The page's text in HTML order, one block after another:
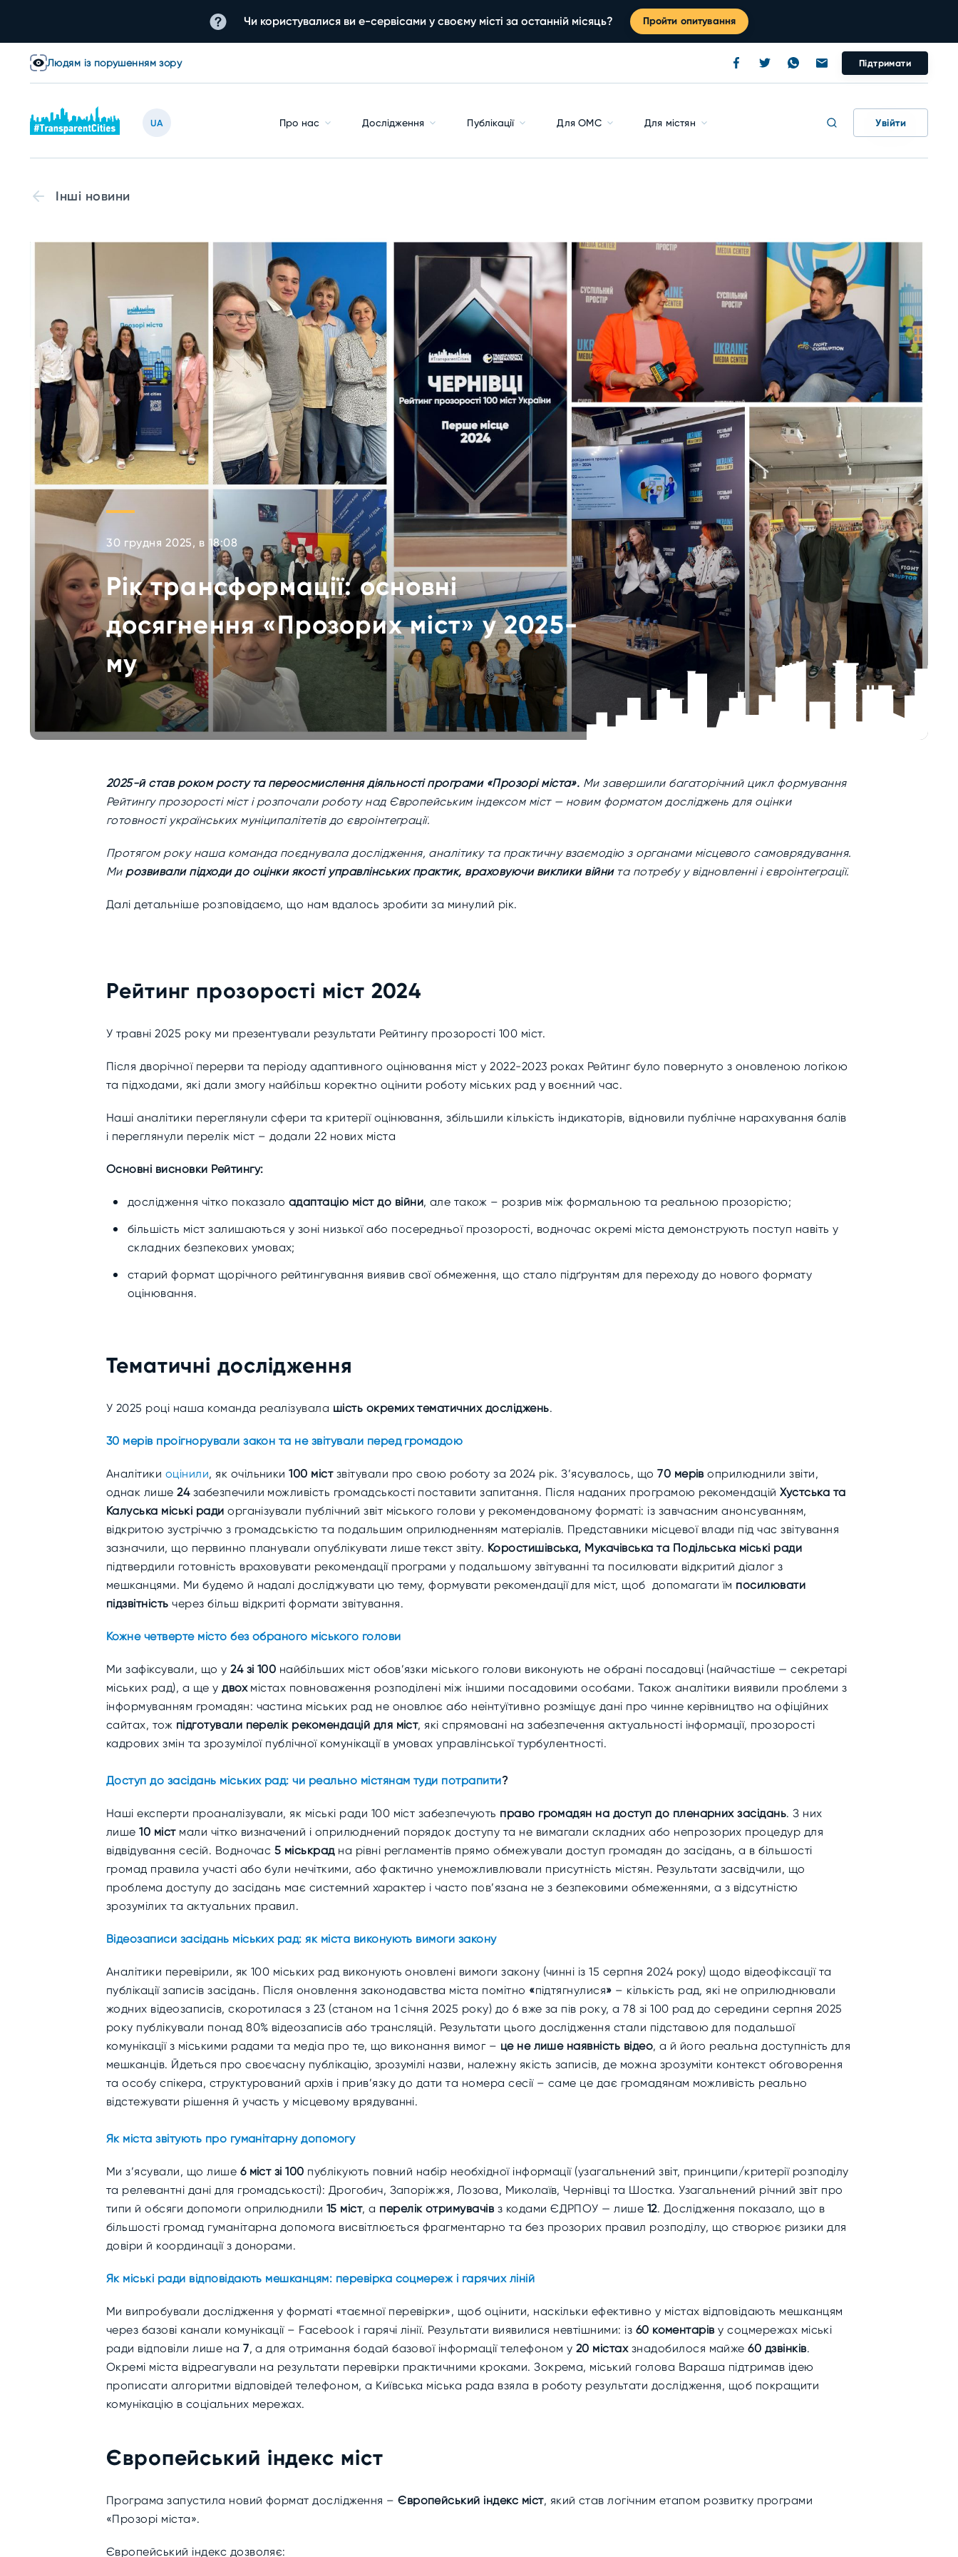
Чи користувалися ви е-сервісами у своєму місті за останній місяць? Пройти опитування
Людям із порушенням зору Підтримати
UA Про нас Дослідження Публікації Для ОМС Для містян Увійти
Інші новини
30 грудня 2025, в 18:08
Рік трансформації: основні
досягнення «Прозорих міст» у 2025-
му
2025-й став роком росту та переосмислення діяльності програми «Прозорі міста». Ми завершили багаторічний цикл формування
Рейтингу прозорості міст і розпочали роботу над Європейським індексом міст — новим форматом досліджень для оцінки
готовності українських муніципалітетів до євроінтеграції.
Протягом року наша команда поєднувала дослідження, аналітику та практичну взаємодію з органами місцевого самоврядування.
Ми розвивали підходи до оцінки якості управлінських практик, враховуючи виклики війнита потребу у відновленні і євроінтеграції.
Далі детальніше розповідаємо, що нам вдалось зробити за минулий рік.
Рейтинг прозорості міст 2024
У травні 2025 року ми презентували результати Рейтингу прозорості 100 міст.
Після дворічної перерви та періоду адаптивного оцінювання міст у 2022-2023 роках Рейтинг було повернуто з оновленою логікою
та підходами, які дали змогу найбільш коректно оцінити роботу міських рад у воєнний час.
Наші аналітики переглянули сфери та критерії оцінювання, збільшили кількість індикаторів, відновили публічне нарахування балів
і переглянули перелік міст – додали 22 нових міста
Основні висновки Рейтингу:
дослідження чітко показало адаптацію міст до війни, але також – розрив між формальною та реальною прозорістю;
більшість міст залишаються у зоні низької або посередньої прозорості, водночас окремі міста демонструють поступ навіть у
складних безпекових умовах;
старий формат щорічного рейтингування виявив свої обмеження, що стало підґрунтям для переходу до нового формату
оцінювання.
Тематичні дослідження
У 2025 році наша команда реалізувала шість окремих тематичних досліджень.
30 мерів проігнорували закон та не звітували перед громадою
Аналітики оцінили, як очільники100 містзвітували про свою роботу за 2024 рік. З’ясувалось, що70 мерівоприлюднили звіти,
однак лише24забезпечили можливість громадськості поставити запитання. Після наданих програмою рекомендаційХустська та
Калуська міські ради організували публічний звіт міського голови у рекомендованому форматі: із завчасним анонсуванням,
відкритою зустріччю з громадськістю та подальшим оприлюдненням матеріалів. Представники місцевої влади під час звітування
зазначили, що первинно планували опублікувати лише текст звіту. Коростишівська, Мукачівська та Подільська міські ради
підтвердили готовність враховувати рекомендації програми у подальшому звітуванні та посилювати відкритий діалог з
мешканцями. Ми будемо й надалі досліджувати цю тему, формувати рекомендації для міст, щоб допомагати їм посилювати
підзвітність через більш відкриті формати звітування.
Кожне четверте місто без обраного міського голови
Ми зафіксували, що у24 зі 100 найбільших міст обов’язки міського голови виконують не обрані посадовці (найчастіше — секретарі
міських рад), а ще удвохмістах повноваження розподілені між іншими посадовими особами. Також аналітики виявили проблеми з
інформуванням громадян: частина міських рад не оновлює або неінтуїтивно розміщує дані про чинне керівництво на офіційних
сайтах, тож підготували перелік рекомендацій для міст, які спрямовані на забезпечення актуальності інформації, прозорості
кадрових змін та зрозумілої публічної комунікації в умовах управлінської турбулентності.
Доступ до засідань міських рад: чи реально містянам туди потрапити?
Наші експерти проаналізували, як міські ради 100 міст забезпечують право громадян на доступ до пленарних засідань. З них
лише10 містмали чітко визначений і оприлюднений порядок доступу та не вимагали складних або непрозорих процедур для
відвідування сесій. Водночас 5 міськрадна рівні регламентів прямо обмежували доступ громадян до засідань, а в більшості
громад правила участі або були нечіткими, або фактично унеможливлювали присутність містян. Результати засвідчили, що
проблема доступу до засідань має системний характер і часто пов’язана не з безпековими обмеженнями, а з відсутністю
зрозумілих та актуальних правил.
Відеозаписи засідань міських рад: як міста виконують вимоги закону
Аналітики перевірили, як 100 міських рад виконують оновлені вимоги закону (чинні із 15 серпня 2024 року) щодо відеофіксації та
публікації записів засідань. Після оновлення законодавства міста помітно «підтягнулися» – кількість рад, які не оприлюднювали
жодних відеозаписів, скоротилася з 23 (станом на 1 січня 2025 року) до 6 вже за пів року, а 78 зі 100 рад до середини серпня 2025
року публікували понад 80% відеозаписів або трансляцій. Результати цього дослідження стали підставою для подальшої
комунікації з міськими радами та медіа про те, що виконання вимог – це не лише наявність відео, а й його реальна доступність для
мешканців. Йдеться про своєчасну публікацію, зрозумілі назви, належну якість записів, де можна зрозуміти контекст обговорення
та особу спікера, структурований архів і прив’язку до дати та номера сесії – саме це дає громадянам можливість реально
відстежувати рішення й участь у місцевому врядуванні.
Як міста звітують про гуманітарну допомогу
Ми з’ясували, що лише 6 міст зі 100 публікують повний набір необхідної інформації (узагальнений звіт, принципи/критерії розподілу
та релевантні дані для громадськості): Дрогобич, Запоріжжя, Лозова, Миколаїв, Чернівці та Шостка. Узагальнений річний звіт про
типи й обсяги допомоги оприлюднили 15 міст, а перелік отримувачівз кодами ЄДРПОУ — лише 12. Дослідження показало, що в
більшості громад гуманітарна допомога висвітлюється фрагментарно та без прозорих правил розподілу, що створює ризики для
довіри й координації з донорами.
Як міські ради відповідають мешканцям: перевірка соцмереж і гарячих ліній
Ми випробували дослідження у форматі «таємної перевірки», щоб оцінити, наскільки ефективно у містах відповідають мешканцям
через базові канали комунікації – Facebook і гарячі лінії. Результати виявилися невтішними: із 60 коментаріву соцмережах міські
ради відповіли лише на7, а для отримання бодай базової інформації телефоном у 20 містахзнадобилося майже60 дзвінків.
Окремі міста відреагували на результати перевірки практичними кроками. Зокрема, міський голова Вараша підтримав ідею
прописати алгоритми відповідей телефоном, а Київська міська рада взяла в роботу результати дослідження, щоб покращити
комунікацію в соціальних мережах.
Європейський індекс міст
Програма запустила новий формат дослідження – Європейський індекс міст, який став логічним етапом розвитку програми
«Прозорі міста».
Європейський індекс дозволяє: